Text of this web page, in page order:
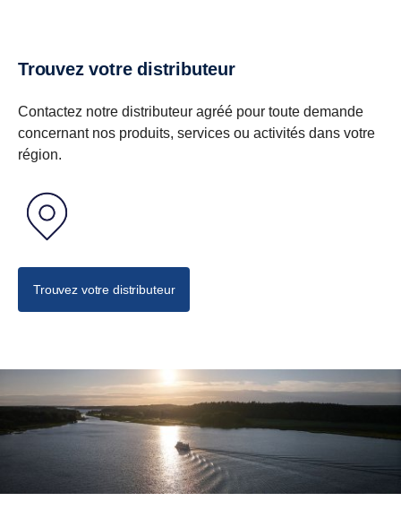
Trouvez votre distributeur
Contactez notre distributeur agréé pour toute demande
concernant nos produits, services ou activités dans votre
région.
Trouvez votre distributeur